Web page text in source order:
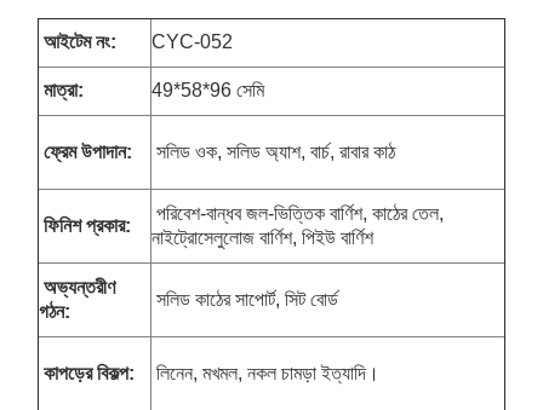
আইটেম নং: CYC-052
মাত্রা: 49*58*96 সেমি
ফ্রেম উপাদান: সলিড ওক, সলিড অ্যাশ, বার্চ, রাবার কাঠ
ফিনিশ প্রকার:
পরিবেশ-বান্ধব জল-ভিত্তিক বার্ণিশ, কাঠের তেল,
নাইট্রোসেলুলোজ বার্ণিশ, পিইউ বার্ণিশ
অভ্যন্তরীণ
গঠন:
সলিড কাঠের সাপোর্ট, সিট বোর্ড
কাপড়ের বিকল্প: লিনেন, মখমল, নকল চামড়া ইত্যাদি।